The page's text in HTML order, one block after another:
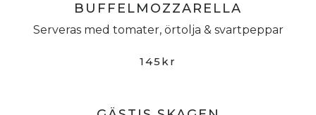
BUFFELMOZZARELLA
Serveras med tomater, örtolja & svartpeppar
145kr